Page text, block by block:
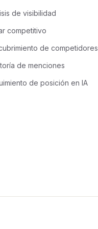
de visibilidad
competitivo
de competidores
de menciones
de posición en IA